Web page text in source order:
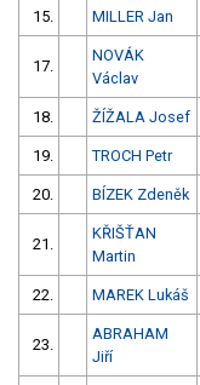
15. MILLER Jan
17.
NOVÁK
Václav
18. ŽÍŽALA Josef
19. TROCH Petr
20. BÍZEK Zdeněk
21.
KŘIŠŤAN
Martin
22. MAREK Lukáš
23.
ABRAHAM
Jiří